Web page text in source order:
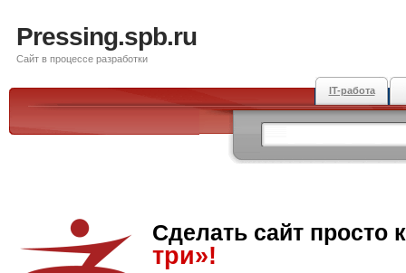
Pressing.spb.ru
Сайт в процессе разработки
IT-работа
Сделать сайт просто
три»!